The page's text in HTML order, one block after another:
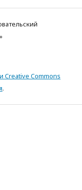
Creative Commons
.